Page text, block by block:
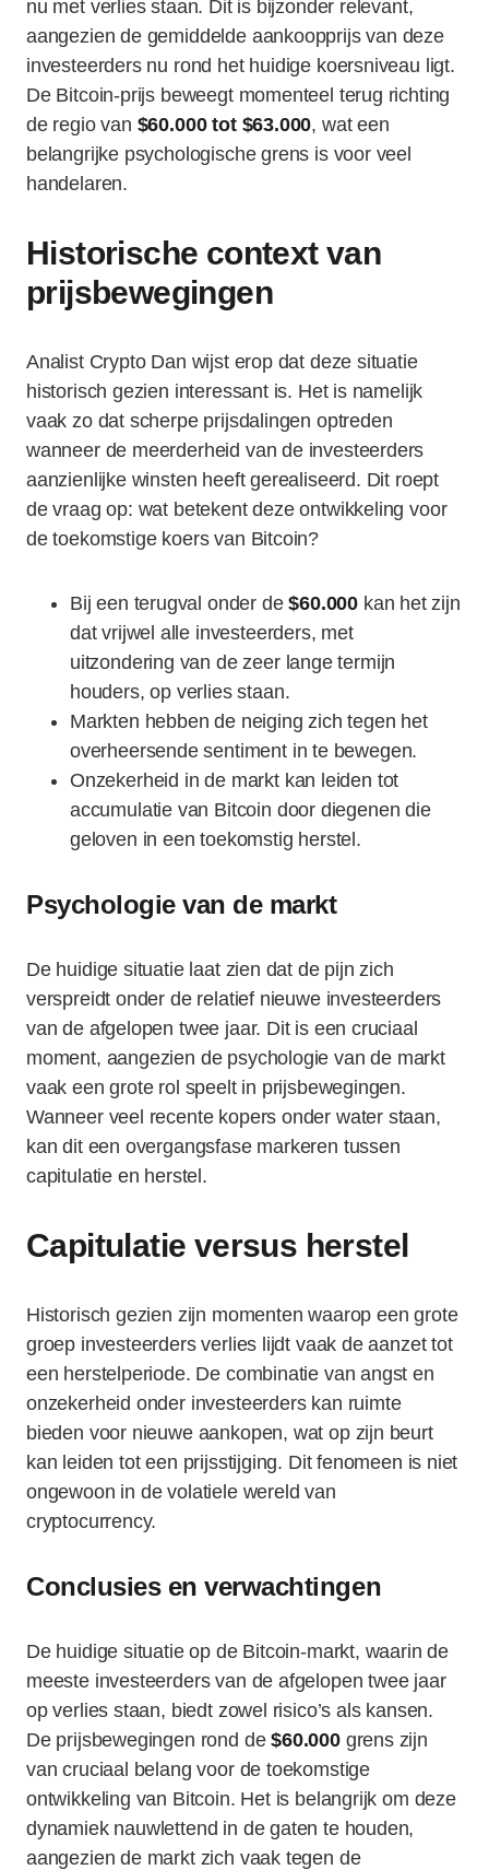
nu met verlies staan. Dit is bijzonder relevant,
aangezien de gemiddelde aankoopprijs van deze
investeerders nu rond het huidige koersniveau ligt.
De Bitcoin-prijs beweegt momenteel terug richting
de regio van $60.000 tot $63.000, wat een
belangrijke psychologische grens is voor veel
handelaren.
Historische context van
prijsbewegingen
Analist Crypto Dan wijst erop dat deze situatie
historisch gezien interessant is. Het is namelijk
vaak zo dat scherpe prijsdalingen optreden
wanneer de meerderheid van de investeerders
aanzienlijke winsten heeft gerealiseerd. Dit roept
de vraag op: wat betekent deze ontwikkeling voor
de toekomstige koers van Bitcoin?
Bij een terugval onder de$60.000 kan het zijn
dat vrijwel alle investeerders, met
uitzondering van de zeer lange termijn
houders, op verlies staan.
Markten hebben de neiging zich tegen het
overheersende sentiment in te bewegen.
Onzekerheid in de markt kan leiden tot
accumulatie van Bitcoin door diegenen die
geloven in een toekomstig herstel.
Psychologie van de markt
De huidige situatie laat zien dat de pijn zich
verspreidt onder de relatief nieuwe investeerders
van de afgelopen twee jaar. Dit is een cruciaal
moment, aangezien de psychologie van de markt
vaak een grote rol speelt in prijsbewegingen.
Wanneer veel recente kopers onder water staan,
kan dit een overgangsfase markeren tussen
capitulatie en herstel.
Capitulatie versus herstel
Historisch gezien zijn momenten waarop een grote
groep investeerders verlies lijdt vaak de aanzet tot
een herstelperiode. De combinatie van angst en
onzekerheid onder investeerders kan ruimte
bieden voor nieuwe aankopen, wat op zijn beurt
kan leiden tot een prijsstijging. Dit fenomeen is niet
ongewoon in de volatiele wereld van
cryptocurrency.
Conclusies en verwachtingen
De huidige situatie op de Bitcoin-markt, waarin de
meeste investeerders van de afgelopen twee jaar
op verlies staan, biedt zowel risico’s als kansen.
De prijsbewegingen rond de$60.000grens zijn
van cruciaal belang voor de toekomstige
ontwikkeling van Bitcoin. Het is belangrijk om deze
dynamiek nauwlettend in de gaten te houden,
aangezien de markt zich vaak tegen de